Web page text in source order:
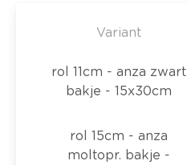
Variant
rol 11cm - anza zwart
bakje - 15x30cm
rol 15cm - anza
moltopr. bakje -